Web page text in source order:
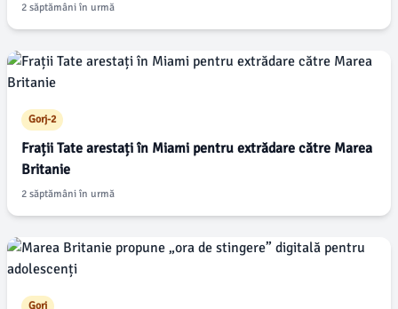
2 săptămâni în urmă
Gorj-2
Frații Tate arestați în Miami pentru extrădare către Marea
Britanie
2 săptămâni în urmă
Gorj